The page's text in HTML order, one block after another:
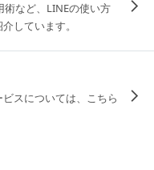
術など、LINEの使い方
しています。
スについては、こちら